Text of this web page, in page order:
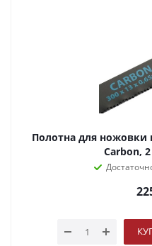
Полотна для ножовки
Carbon,